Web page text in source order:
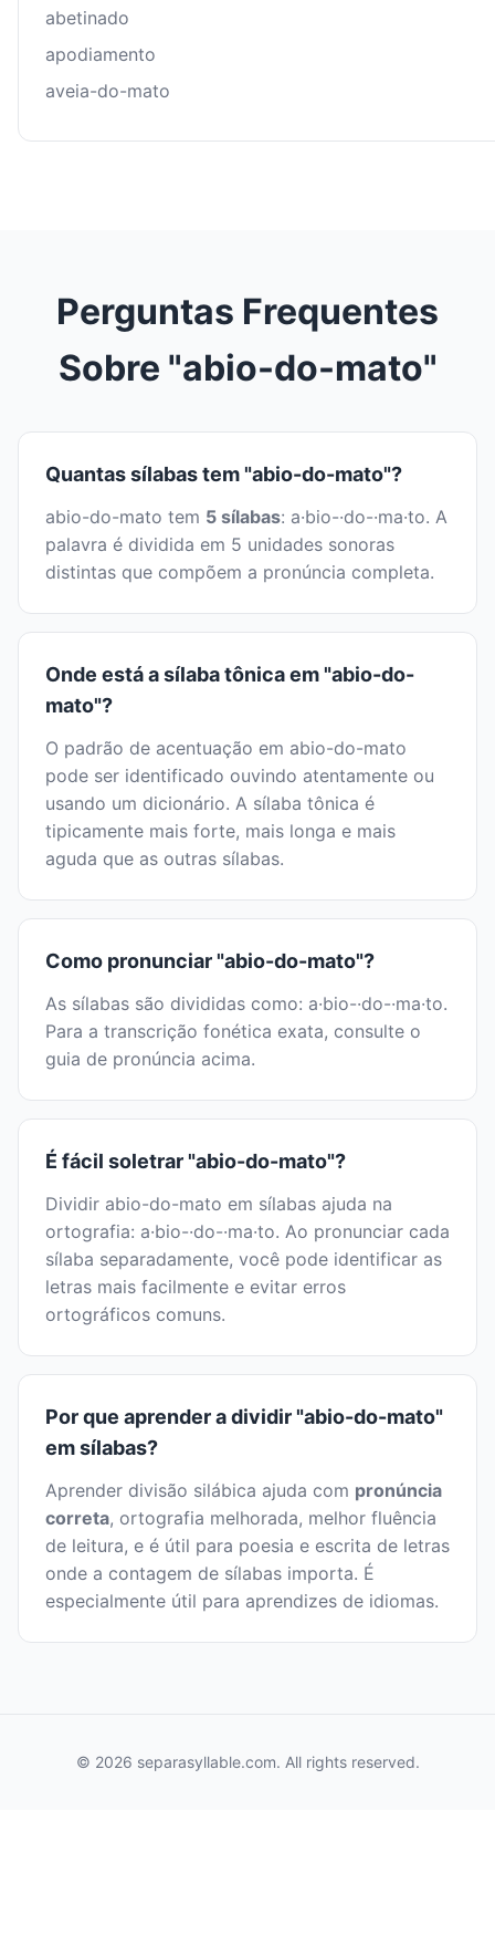
abetinado
apodiamento
aveia-do-mato
Perguntas Frequentes
Sobre "abio-do-mato"
Quantas sílabas tem "abio-do-mato"?
abio-do-mato tem 5 sílabas: a·bio-·do-·ma·to. A
palavra é dividida em 5 unidades sonoras
distintas que compõem a pronúncia completa.
Onde está a sílaba tônica em "abio-do-
mato"?
O padrão de acentuação em abio-do-mato
pode ser identificado ouvindo atentamente ou
usando um dicionário. A sílaba tônica é
tipicamente mais forte, mais longa e mais
aguda que as outras sílabas.
Como pronunciar "abio-do-mato"?
As sílabas são divididas como: a·bio-·do-·ma·to.
Para a transcrição fonética exata, consulte o
guia de pronúncia acima.
É fácil soletrar "abio-do-mato"?
Dividir abio-do-mato em sílabas ajuda na
ortografia: a·bio-·do-·ma·to. Ao pronunciar cada
sílaba separadamente, você pode identificar as
letras mais facilmente e evitar erros
ortográficos comuns.
Por que aprender a dividir "abio-do-mato"
em sílabas?
Aprender divisão silábica ajuda com pronúncia
correta, ortografia melhorada, melhor fluência
de leitura, e é útil para poesia e escrita de letras
onde a contagem de sílabas importa. É
especialmente útil para aprendizes de idiomas.
© 2026 separasyllable.com. All rights reserved.